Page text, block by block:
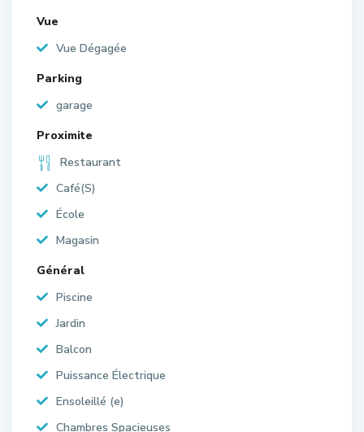
Vue
Vue Dégagée
Parking
garage
Proximite
Restaurant
Café(S)
École
Magasin
Général
Piscine
Jardin
Balcon
Puissance Électrique
Ensoleillé (e)
Chambres Spacieuses